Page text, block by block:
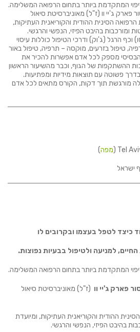
המתקדמת ביותר בתחום הרפואה המשלימה.
ג'יי וו (ז"ל) מאוניברסיטת סיאול
הסינית ההודית והקוריאנית העתיקות,
ומורכבות בהיבט הפיזי, הנפשי והרגשי.
הרגל (ג'וק) ודרכי הטיפול כוללות עיסוי
טיפול בזרעים, מוקסה – תרפיה, טיפול באור
הבסיסי מספק לכל אדם אפשרות להכיר את
ההשתקפות של הגוף, וכבר מהשיעור הראשון
פשוטה עם תוצאות מידיות ומפתיעות.
מורגשת תוך דקות, הקורס מתאים לכל אדם
מפה)
ישראל
כיצד לטפל בעצמו ובקרובים לו
למניעה ולטיפול בבעיות נפוצות.
המתקדמת ביותר בתחום הרפואה המשלימה.
פארק ג'יי וו (ז"ל) מאוניברסיטת סיאול
ההודית והקוריאנית העתיקות, ומיועדת
בהיבט הפיזי, הנפשי והרגשי.